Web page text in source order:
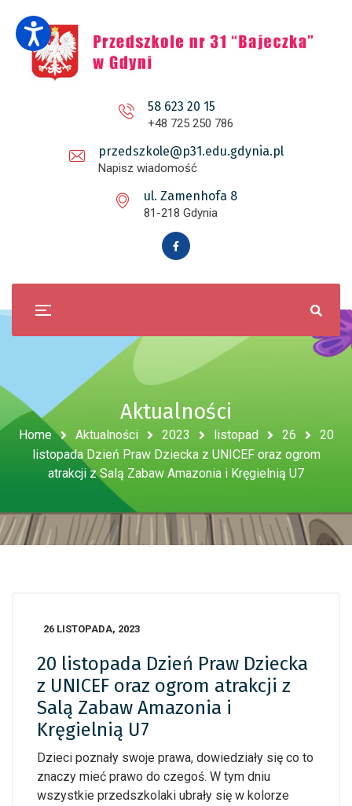
58 623 20 15
+48 725 250 786
przedszkole@p31.edu.gdynia.pl
Napisz wiadomość
ul. Zamenhofa 8
81-218 Gdynia
Aktualności
Home Aktualności 2023 listopad 26
20
listopada Dzień Praw Dziecka z UNICEF oraz ogrom
atrakcji z Salą Zabaw Amazonia i Kręgielnią U7
26 LISTOPADA, 2023
20 listopada Dzień Praw Dziecka
z UNICEF oraz ogrom atrakcji z
Salą Zabaw Amazonia i
Kręgielnią U7
Dzieci poznały swoje prawa, dowiedziały się co to
znaczy mieć prawo do czegoś. W tym dniu
wszystkie przedszkolaki ubrały się w kolorze